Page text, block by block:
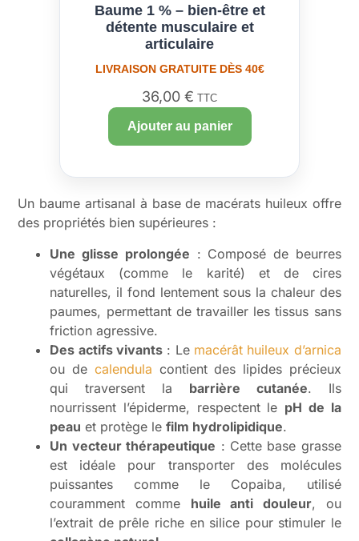
Baume 1 % – bien-être et
détente musculaire et
articulaire
LIVRAISON GRATUITE DÈS 40€
36,00 € TTC
Ajouter au panier
Un baume artisanal à base de macérats huileux offre
des propriétés bien supérieures :
Une glisse prolongée : Composé de beurres
végétaux (comme le karité) et de cires
naturelles, il fond lentement sous la chaleur des
paumes, permettant de travailler les tissus sans
friction agressive.
Des actifs vivants : Le macérât huileux d’arnica
ou de calendula contient des lipides précieux
qui traversent la barrière cutanée. Ils
nourrissent l’épiderme, respectent le pH de la
peau et protège lefilm hydrolipidique.
Un vecteur thérapeutique : Cette base grasse
est idéale pour transporter des molécules
puissantes comme le Copaiba, utilisé
couramment comme huile anti douleur, ou
l’extrait de prêle riche en silice pour stimuler le